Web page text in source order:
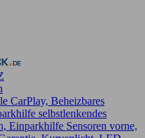
CarPlay, Beheizbares
selbstlenkendes
Einparkhilfe Sensoren vorne,